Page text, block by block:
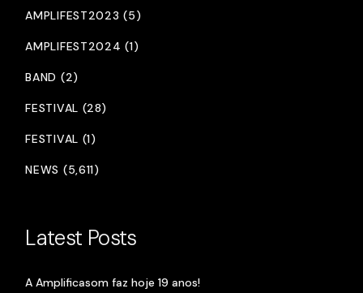
AMPLIFEST2023 (5)
AMPLIFEST2024 (1)
BAND (2)
FESTIVAL (28)
FESTIVAL (1)
NEWS (5,611)
Latest Posts
A Amplificasom faz hoje 19 anos!